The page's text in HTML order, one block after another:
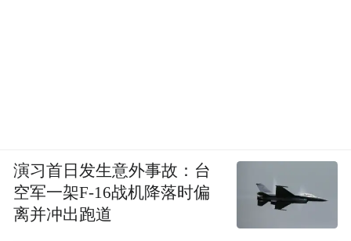
演习首日发生意外事故：台
空军一架F-16战机降落时偏
离并冲出跑道